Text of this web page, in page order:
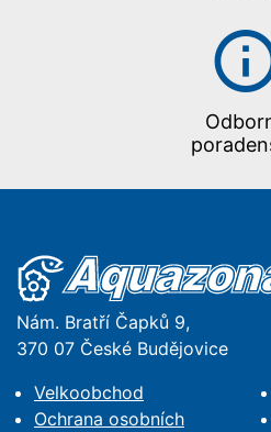
Nám. Bratří Čapků 9,
370 07 České Budějovice
Velkoobchod
Ochrana osobních